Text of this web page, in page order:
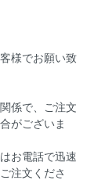
様でお願い致
係で、ご注文
がございま
お電話で迅速
注文くださ